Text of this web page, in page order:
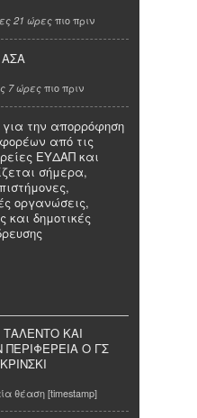
21 ώρες πιο πριν
7 ώρεςπιο πριν
για την απορρόφηση
από τις
ΕΥΔΑΠ και
σήμερα,
οργανώσεις,
και δημοτικές
ΤΑΛΕΝΤΟ ΚΑΙ
ΠΕΡΙΦΕΡΕΙΑ Ο ΓΣ
θέαση [timestamp]